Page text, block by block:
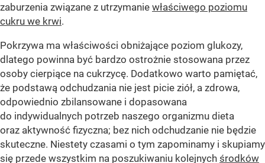
zaburzenia związane z utrzymanie właściwego poziomu
cukru we krwi.
Pokrzywa ma właściwości obniżające poziom glukozy,
dlatego powinna być bardzo ostrożnie stosowana przez
osoby cierpiące na cukrzycę. Dodatkowo warto pamiętać,
że podstawą odchudzania nie jest picie ziół, a zdrowa,
odpowiednio zbilansowane i dopasowana
do indywidualnych potrzeb naszego organizmu dieta
oraz aktywność fizyczna; bez nich odchudzanie nie będzie
skuteczne. Niestety czasami o tym zapominamy i skupiamy
się przede wszystkim na poszukiwaniu kolejnych środków